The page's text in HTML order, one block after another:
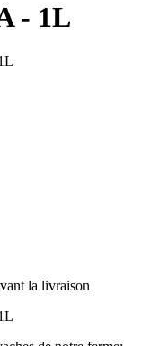
- 1L
la livraison